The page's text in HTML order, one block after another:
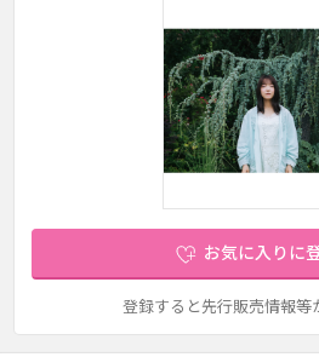
お気に入りに
登録すると先行販売情報等